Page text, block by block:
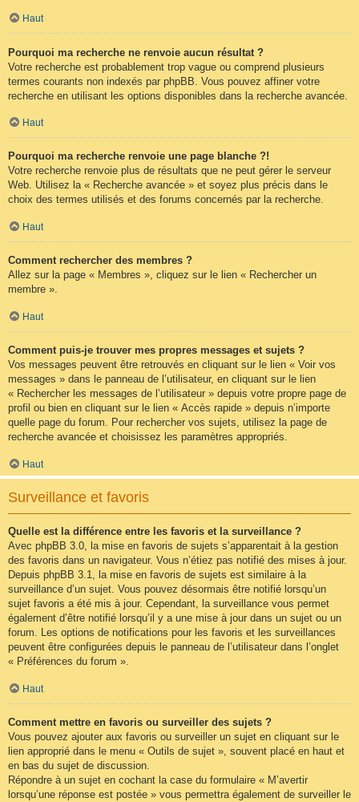
Haut
Pourquoi ma recherche ne renvoie aucun résultat ?
Votre recherche est probablement trop vague ou comprend plusieurs
termes courants non indexés par phpBB. Vous pouvez affiner votre
recherche en utilisant les options disponibles dans la recherche avancée.
Haut
Pourquoi ma recherche renvoie une page blanche ?!
Votre recherche renvoie plus de résultats que ne peut gérer le serveur
Web. Utilisez la « Recherche avancée » et soyez plus précis dans le
choix des termes utilisés et des forums concernés par la recherche.
Haut
Comment rechercher des membres ?
Allez sur la page « Membres », cliquez sur le lien « Rechercher un
membre ».
Haut
Comment puis-je trouver mes propres messages et sujets ?
Vos messages peuvent être retrouvés en cliquant sur le lien « Voir vos
messages » dans le panneau de l’utilisateur, en cliquant sur le lien
« Rechercher les messages de l’utilisateur » depuis votre propre page de
profil ou bien en cliquant sur le lien « Accès rapide » depuis n’importe
quelle page du forum. Pour rechercher vos sujets, utilisez la page de
recherche avancée et choisissez les paramètres appropriés.
Haut
Surveillance et favoris
Quelle est la différence entre les favoris et la surveillance ?
Avec phpBB 3.0, la mise en favoris de sujets s’apparentait à la gestion
des favoris dans un navigateur. Vous n’étiez pas notifié des mises à jour.
Depuis phpBB 3.1, la mise en favoris de sujets est similaire à la
surveillance d’un sujet. Vous pouvez désormais être notifié lorsqu’un
sujet favoris a été mis à jour. Cependant, la surveillance vous permet
également d’être notifié lorsqu’il y a une mise à jour dans un sujet ou un
forum. Les options de notifications pour les favoris et les surveillances
peuvent être configurées depuis le panneau de l’utilisateur dans l’onglet
« Préférences du forum ».
Haut
Comment mettre en favoris ou surveiller des sujets ?
Vous pouvez ajouter aux favoris ou surveiller un sujet en cliquant sur le
lien approprié dans le menu « Outils de sujet », souvent placé en haut et
en bas du sujet de discussion.
Répondre à un sujet en cochant la case du formulaire « M’avertir
lorsqu’une réponse est postée » vous permettra également de surveiller le